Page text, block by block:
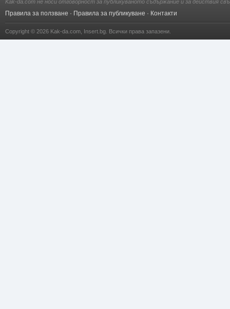
Kak-da.com не носи отговорност за публикуваното съдържание и за действия
Правила за ползване · Правила за публикуване · Контакти
Copyright © 2026 Kak-da.com Insert.bg . Всички права запазени.